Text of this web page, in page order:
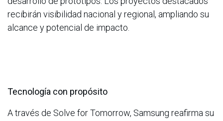
recibirán visibilidad nacional y regional, ampliando su
alcance y potencial de impacto. ​
Tecnología con propósito
A través de Solve for Tomorrow, Samsung reafirma su